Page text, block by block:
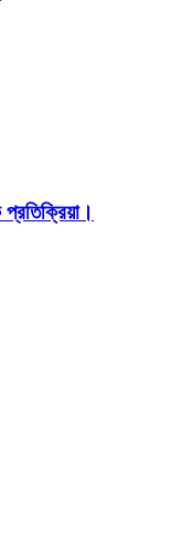
প্রতিক্রিয়া।